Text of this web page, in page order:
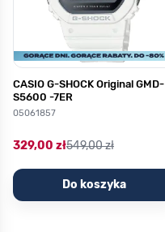
CASIO G-SHOCK Original GMD-
S5600 -7ER
05061857
329,00 zł549,00 zł
Do koszyka